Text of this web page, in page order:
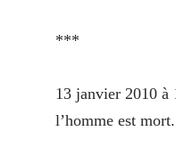
***
13 janvier 2010
l’homme est